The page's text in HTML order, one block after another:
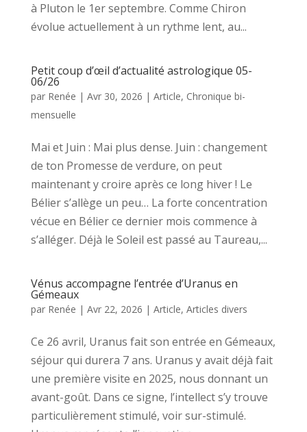
à Pluton le 1er septembre. Comme Chiron
évolue actuellement à un rythme lent, au...
Petit coup d’œil d’actualité astrologique 05-
06/26
par Renée | Avr 30, 2026 | Article, Chronique bi-
mensuelle
Mai et Juin : Mai plus dense. Juin : changement
de ton Promesse de verdure, on peut
maintenant y croire après ce long hiver ! Le
Bélier s’allège un peu… La forte concentration
vécue en Bélier ce dernier mois commence à
s’alléger. Déjà le Soleil est passé au Taureau,...
Vénus accompagne l’entrée d’Uranus en
Gémeaux
par Renée | Avr 22, 2026 | Article, Articles divers
Ce 26 avril, Uranus fait son entrée en Gémeaux,
séjour qui durera 7 ans. Uranus y avait déjà fait
une première visite en 2025, nous donnant un
avant-goût. Dans ce signe, l’intellect s’y trouve
particulièrement stimulé, voir sur-stimulé.